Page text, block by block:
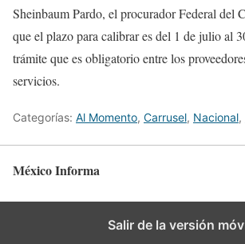
Sheinbaum Pardo, el procurador Federal del
que el plazo para calibrar es del 1 de julio al
trámite que es obligatorio entre los
servicios.
Categorías: Al Momento, Carrusel, Nacional,
México Informa
Salir de la versión